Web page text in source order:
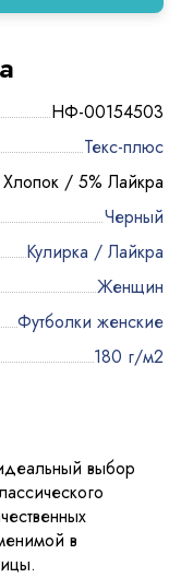
НФ-00154503
Текс-плюс
/ 5% Лайкра
Черный
Кулирка / Лайкра
Женщин
Футболки женские
180 г/м2
выбор
в